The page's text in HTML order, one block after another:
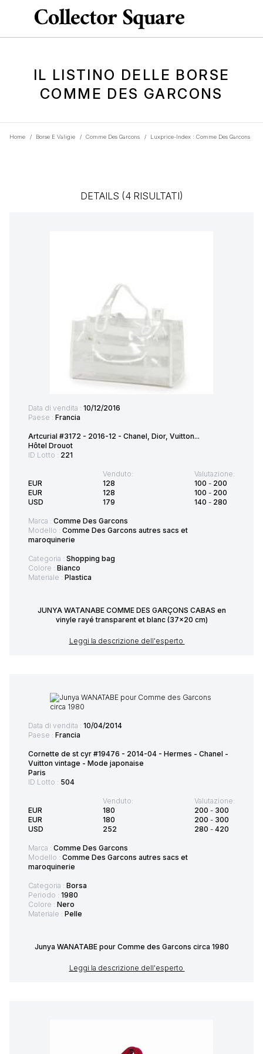
IL LISTINO DELLE BORSE
COMME DES GARCONS
Home / Borse E Valigie / Comme Des Garcons / Luxprice-Index : Comme Des Garcons
DETAILS (4 RISULTATI)
Data di vendita : 10/12/2016
Paese : Francia
Artcurial #3172 - 2016-12 - Chanel, Dior, Vuitton...
Hôtel Drouot
ID Lotto : 221
EUR
EUR
USD
Venduto:
128
128
179
Valutazione:
100 - 200
100 - 200
140 - 280
Marca : Comme Des Garcons
Modello : Comme Des Garcons autres sacs et
maroquinerie
Categoria : Shopping bag
Colore : Bianco
Materiale : Plastica
JUNYA WATANABE COMME DES GARÇONS CABAS en
vinyle rayé transparent et blanc (37x20 cm)
Leggi la descrizione dell'esperto
Data di vendita : 10/04/2014
Paese : Francia
Cornette de st cyr #19476 - 2014-04 - Hermes - Chanel -
Vuitton vintage - Mode japonaise
Paris
ID Lotto : 504
EUR
EUR
USD
Venduto:
180
180
252
Valutazione:
200 - 300
200 - 300
280 - 420
Marca : Comme Des Garcons
Modello : Comme Des Garcons autres sacs et
maroquinerie
Categoria : Borsa
Periodo : 1980
Colore : Nero
Materiale : Pelle
Junya WANATABE pour Comme des Garcons circa 1980
Leggi la descrizione dell'esperto